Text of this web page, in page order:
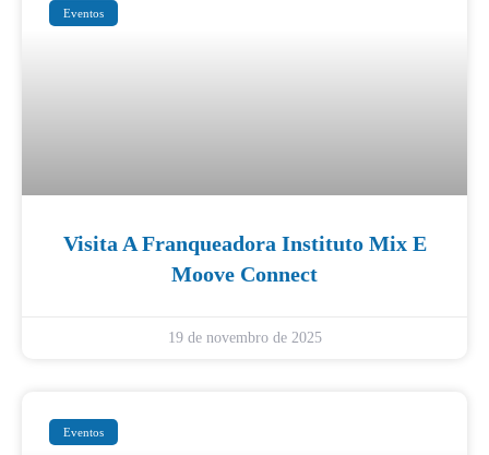
Eventos
Visita A Franqueadora Instituto Mix E
Moove Connect
19 de novembro de 2025
Eventos